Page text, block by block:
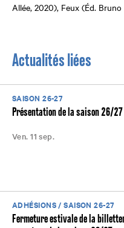
Allée, 2020), Feux (Éd. Bruno
Actualités liées
SAISON 26-27
Présentation de la saison 26/27
Ven. 11 sep.
ADHÉSIONS / SAISON 26-27
Fermeture estivale de la